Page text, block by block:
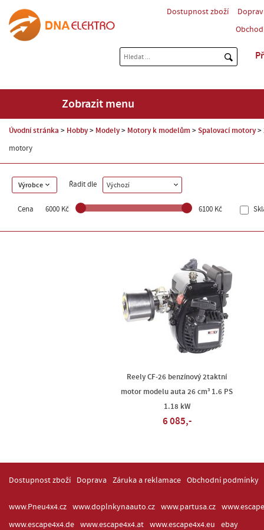
Dostupnost zboží
Zobrazit menu
Úvodní stránka Hobby Modely Motory k modelům Spalovací motory
motory
Výrobce Řadit dle Výchozí
Cena 6000 Kč 6100 Kč
Reely CF-26 benzínový 2taktní
motor modelu auta 26 cm³ 1.6 PS
1.18 kW
6 085,-
Dostupnost zboží Doprava Záruka a reklamace Obchodní podmínky
www.Pneu4x4.cz www.doplnkynaauto.cz www.partusa.cz
www.escape4x4.de
www.escape4x4.at www.escape4x4.eu ebay